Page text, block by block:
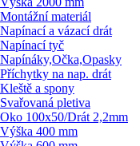
Montážní materiál
Napínací a vázací drát
Napínací tyč
Napínáky,Očka,Opasky
Příchytky na nap. drát
Kleště a spony
Svařovaná pletiva
Oko 100x50/Drát 2,2mm
Výška 400 mm